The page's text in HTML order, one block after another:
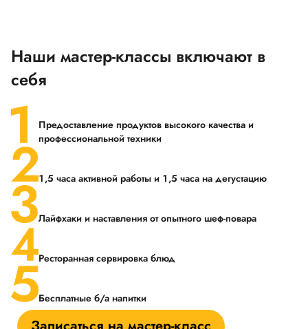
Наши мастер-классы включают в
себя
Предоставление продуктов высокого качества и
профессиональной техники
1,5 часа активной работы и 1,5 часа на дегустацию
Лайфхаки и наставления от опытного шеф-повара
Ресторанная сервировка блюд
Бесплатные б/а напитки